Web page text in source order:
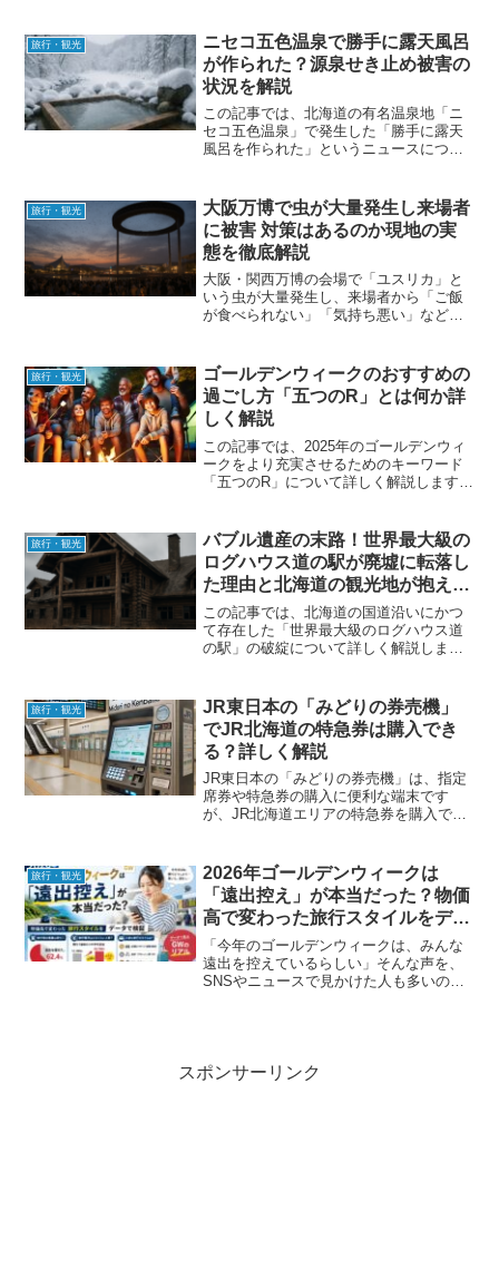
旅行・観光
ニセコ五色温泉で勝手に露天風呂
が作られた？源泉せき止め被害の
状況を解説
この記事では、北海道の有名温泉地「ニ
セコ五色温泉」で発生した「勝手に露天
風呂を作られた」というニュースについ
画している方は、ぜひ参考にしてくださ
い。ニセコ五色温泉で発覚...
旅行・観光
大阪万博で虫が大量発生し来場者
に被害 対策はあるのか現地の実
態を徹底解説
大阪・関西万博の会場で「ユスリカ」と
いう虫が大量発生し、来場者から「ご飯
が食べられない」「気持ち悪い」などの
う人が増えている状況です。本記事で
は、虫の正体、発生原因、運...
旅行・観光
ゴールデンウィークのおすすめの
過ごし方「五つのR」とは何か詳
しく解説
この記事では、2025年のゴールデンウィ
ークをより充実させるためのキーワード
「五つのR」について詳しく解説します。
フレッシュするためのアイデアをお届け
します。五つのRと...
旅行・観光
バブル遺産の末路！世界最大級の
ログハウス道の駅が廃墟に転落し
た理由と北海道の観光地が抱える
課題を徹底解説
この記事では、北海道の国道沿いにかつ
て存在した「世界最大級のログハウス道
の駅」の破綻について詳しく解説しま
光インフラが直面している問題点を紹介
します。世界最大級のログハ...
旅行・観光
JR東日本の「みどりの券売機」
でJR北海道の特急券は購入でき
る？詳しく解説
JR東日本の「みどりの券売機」は、指定
席券や特急券の購入に便利な端末です
が、JR北海道エリアの特急券を購入でき
の券売機」でJR北海道の特急券が購入で
きるのか、その理由...
旅行・観光
2026年ゴールデンウィークは
「遠出控え」が本当だった？物価
高で変わった旅行スタイルをデー
タで検証
「今年のゴールデンウィークは、みんな
遠出を控えているらしい」そんな声を、
SNSやニュースで見かけた人も多いので
スポンサーリンク